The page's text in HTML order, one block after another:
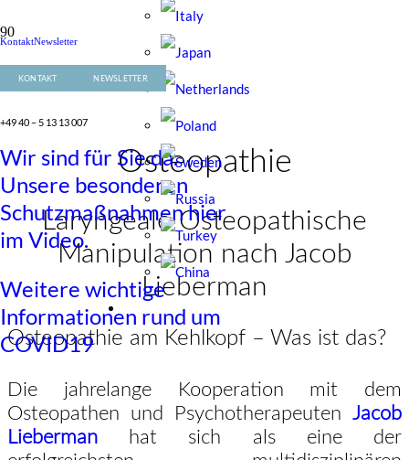
KontaktNewsletter
+49 40 – 5 13 13 007
KONTAKT NEWSLETTER
+49 40 – 5 13 13 007
Wir sind für Sie da.
Unsere besonderen
Schutzmaßnahmen hier
im Video.
Weitere wichtige
Informationen rund um
COVID19
Osteopathie
Laryngeale Osteopathische
Manipulation nach Jacob
Lieberman
Osteopathie am Kehlkopf – Was ist das?
Die jahrelange Kooperation mit dem
Osteopathen und Psychotherapeuten Jacob
Lieberman hat sich als eine der